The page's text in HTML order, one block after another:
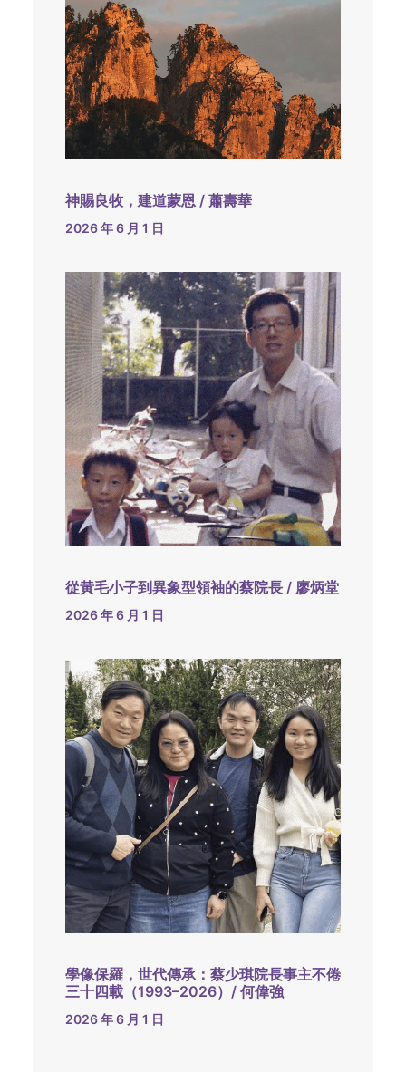
神賜良牧，建道蒙恩 / 蕭壽華
2026 年 6 月 1 日
從黃毛小子到異象型領袖的蔡院長 / 廖炳堂
2026 年 6 月 1 日
學像保羅，世代傳承：蔡少琪院長事主不倦
三十四載（1993–2026）/ 何偉強
2026 年 6 月 1 日